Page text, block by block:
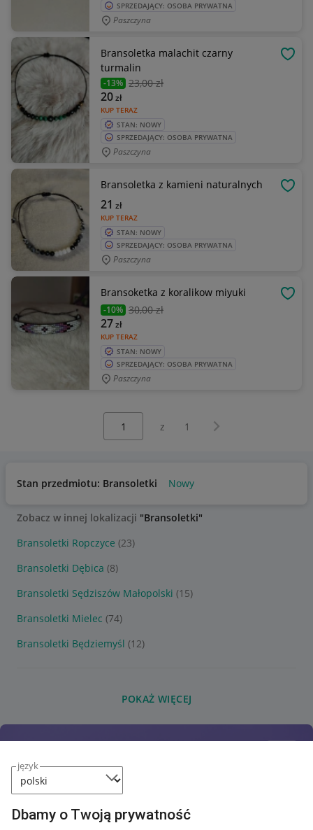
język
Dbamy o Twoją prywatność
SPRZEDAJĄCY: OSOBA PRYWATNA
Paszczyna
Bransoletka malachit czarny
turmalin
-13% 23,00 zł
KUP TERAZ
20zł
STAN: NOWY
SPRZEDAJĄCY: OSOBA PRYWATNA
Paszczyna
Bransoletka z kamieni naturalnych
KUP TERAZ
21 zł
STAN: NOWY
SPRZEDAJĄCY: OSOBA PRYWATNA
Paszczyna
Bransoketka z koralikow miyuki
-10% 30,00 zł
KUP TERAZ
27zł
STAN: NOWY
SPRZEDAJĄCY: OSOBA PRYWATNA
Paszczyna
z 1 Następna strona
Stan przedmiotu: Bransoletki Nowy
Zobacz w innej lokalizacji "Bransoletki"
Bransoletki Ropczyce (23)
Bransoletki Dębica (8)
Bransoletki Sędziszów Małopolski (15)
Bransoletki Mielec (74)
Bransoletki Będziemyśl (12)
POKAŻ WIĘCEJ